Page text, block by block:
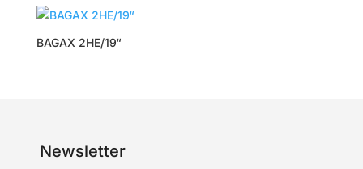
BAGAX 2HE/19“
Newsletter